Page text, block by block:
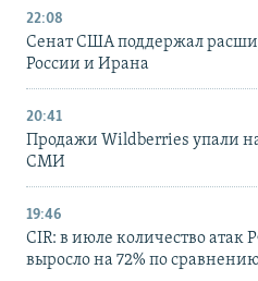
22:08
Сенат США поддержал
России и Ирана
20:41
Продажи Wildberries упали
СМИ
19:46
CIR: в июле количество атак
выросло на 72% по